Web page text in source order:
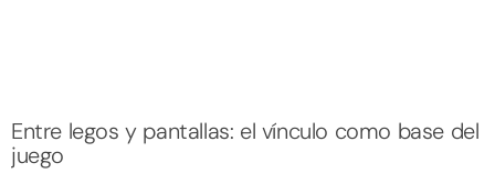
Entre legos y pantallas: el vínculo como base del
juego